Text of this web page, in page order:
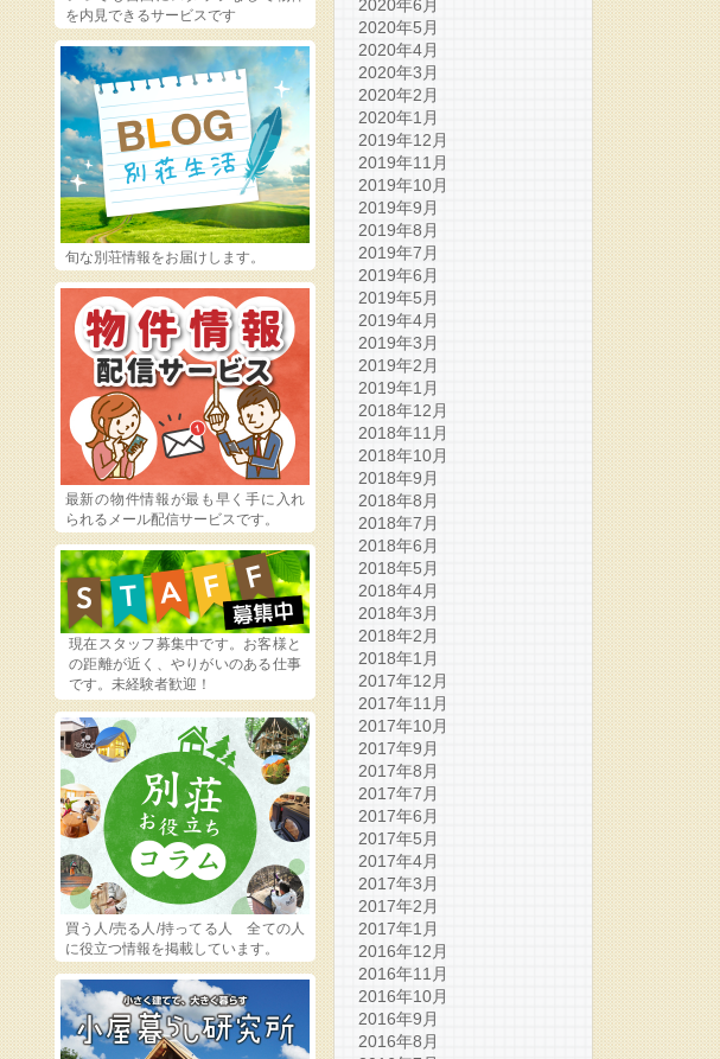
2020年6月
2020年5月
2020年4月
2020年3月
2020年2月
2020年1月
2019年12月
2019年11月
2019年10月
2019年9月
2019年8月
2019年7月
2019年6月
2019年5月
2019年4月
2019年3月
2019年2月
2019年1月
2018年12月
2018年11月
2018年10月
2018年9月
2018年8月
2018年7月
2018年6月
2018年5月
2018年4月
2018年3月
2018年2月
2018年1月
2017年12月
2017年11月
2017年10月
2017年9月
2017年8月
2017年7月
2017年6月
2017年5月
2017年4月
2017年3月
2017年2月
2017年1月
2016年12月
2016年11月
2016年10月
2016年9月
2016年8月
を内見できるサービスです
旬な別荘情報をお届けします。
最新の物件情報が最も早く手に入れ
られるメール配信サービスです。
現在スタッフ募集中です。お客様と
の距離が近く、やりがいのある仕事
です。未経験者歓迎！
買う人/売る人/持ってる人 全ての人
に役立つ情報を掲載しています。